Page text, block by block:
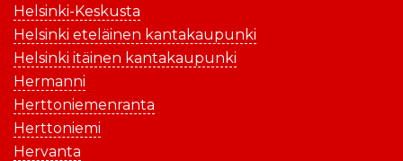
Helsinki-Keskusta
Helsinki eteläinen kantakaupunki
Helsinki itäinen kantakaupunki
Hermanni
Herttoniemenranta
Herttoniemi
Hervanta